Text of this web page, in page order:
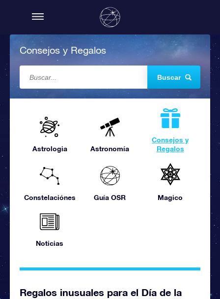
Consejos y Regalos
Buscar
Astrologia Astronomía
Consejos y
Regalos
Constelaciónes Guía OSR Magico
Noticias
Regalos inusuales para el Día de la